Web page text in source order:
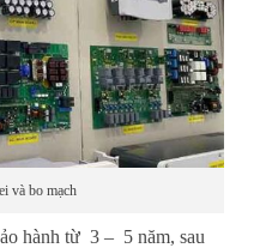
và bo mạch
hành từ 3 – 5 năm, sau